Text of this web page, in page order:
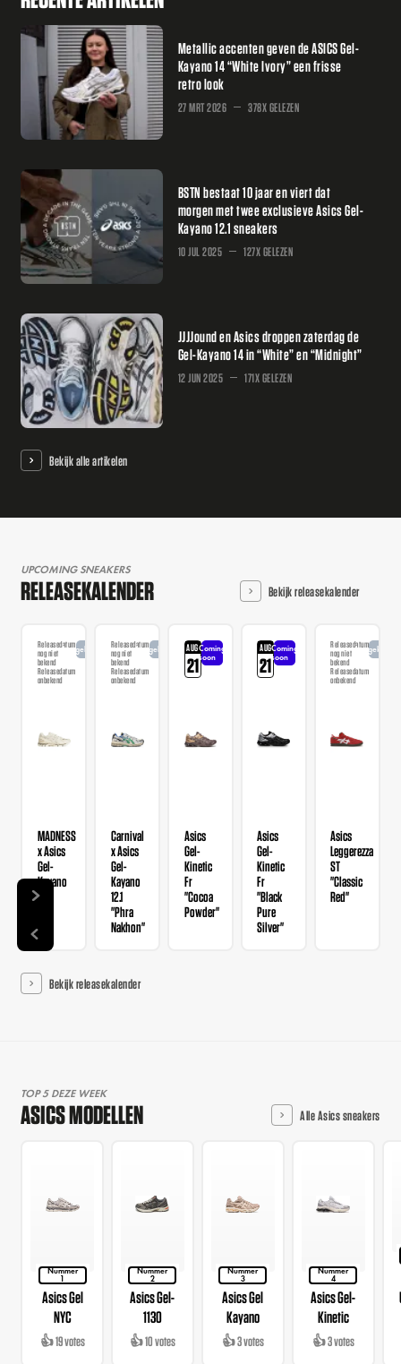
Metallic accenten geven de ASICS Gel-
Kayano 14 “White Ivory” een frisse
retro look
27 MRT 2026 378X GELEZEN
BSTN bestaat 10 jaar en viert dat
morgen met twee exclusieve Asics Gel-
Kayano 12.1 sneakers
10 JUL 2025 127X GELEZEN
JJJJound en Asics droppen zaterdag de
Gel-Kayano 14 in “White” en “Midnight”
12 JUN 2025 171X GELEZEN
Bekijk alle artikelen
UPCOMING SNEAKERS
RELEASEKALENDER Bekijk releasekalender
Releasedatum
nog niet
bekend
Releasedatum
onbekend
Aangekondigd
MADNESS
x Asics
Gel-
Kayano
12.1
Releasedatum
nog niet
bekend
Releasedatum
onbekend
Aangekondigd
Carnival
x Asics
Gel-
Kayano
12.1
"Phra
Nakhon"
AUG
21
Coming
soon
Asics
Gel-
Kinetic
Fr
"Cocoa
Powder"
AUG
21
Coming
soon
Asics
Gel-
Kinetic
Fr
"Black
Pure
Silver"
Releasedatum
nog niet
bekend
Releasedatum
onbekend
Asics
Leggerezza
ST
"Classic
Red"
Bekijk releasekalender
TOP 5 DEZE WEEK
ASICS MODELLEN Alle Asics sneakers
Nummer
1
Asics Gel
NYC
👍 19 votes
Nummer
2
Asics Gel-
1130
👍 10 votes
Nummer
3
Asics Gel
Kayano
👍 3 votes
Nummer
4
Asics Gel-
Kinetic
👍 3 votes